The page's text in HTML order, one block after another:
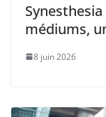
médiums,
8 juin 2026